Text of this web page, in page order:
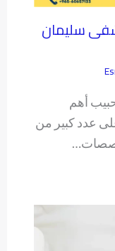
سليمان
أهم
عدد كبير من